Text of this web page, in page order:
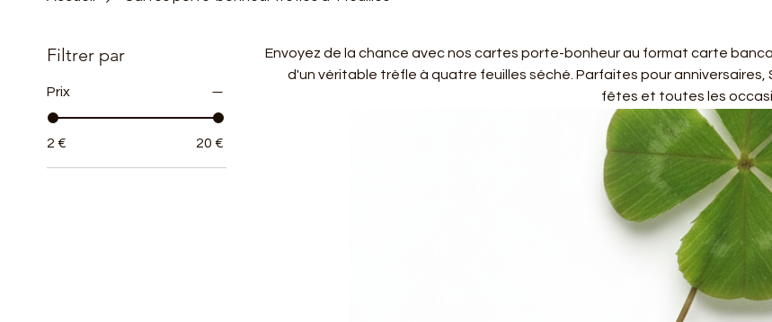
Filtrer par
Prix
2 € 20 €
Envoyez de la chance avec nos cartes porte-bonheur au format carte
d'un véritable trèfle à quatre feuilles séché. Parfaites pour anniversaires,
fêtes et toutes les